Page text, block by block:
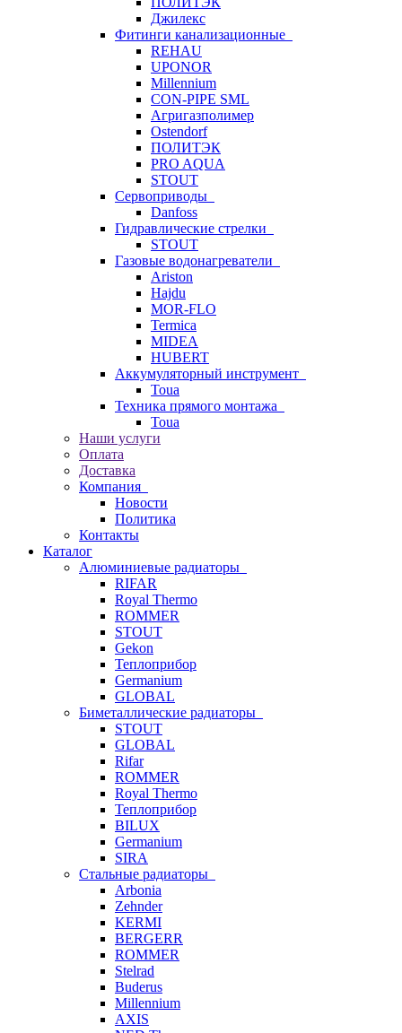
Джилекс
Фитинги канализационные
REHAU
UPONOR
Millennium
CON-PIPE SML
Агригазполимер
Ostendorf
ПОЛИТЭК
PRO AQUA
STOUT
Сервоприводы
Danfoss
Гидравлические стрелки
STOUT
Газовые водонагреватели
Ariston
Hajdu
MOR-FLO
Termica
MIDEA
HUBERT
Аккумуляторный инструмент
Toua
Техника прямого монтажа
Toua
Наши услуги
Оплата
Доставка
Компания
Новости
Политика
Контакты
Каталог
Алюминиевые радиаторы
RIFAR
Royal Thermo
ROMMER
STOUT
Gekon
Теплоприбор
Germanium
GLOBAL
Биметаллические радиаторы
STOUT
GLOBAL
Rifar
ROMMER
Royal Thermo
Теплоприбор
BILUX
Germanium
SIRA
Стальные радиаторы
Arbonia
Zehnder
KERMI
BERGERR
ROMMER
Stelrad
Buderus
Millennium
AXIS